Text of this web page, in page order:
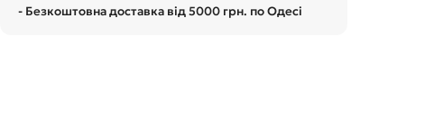
- Безкоштовна доставка від 5000 грн. по Одесі